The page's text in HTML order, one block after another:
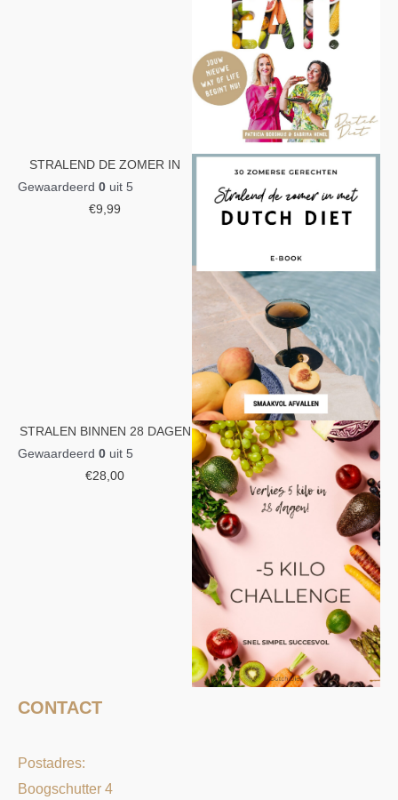
STRALEND DE ZOMER IN
Gewaardeerd 0 uit 5
€9,99
STRALEN BINNEN 28 DAGEN
Gewaardeerd 0 uit 5
€28,00
CONTACT
Postadres:
Boogschutter 4